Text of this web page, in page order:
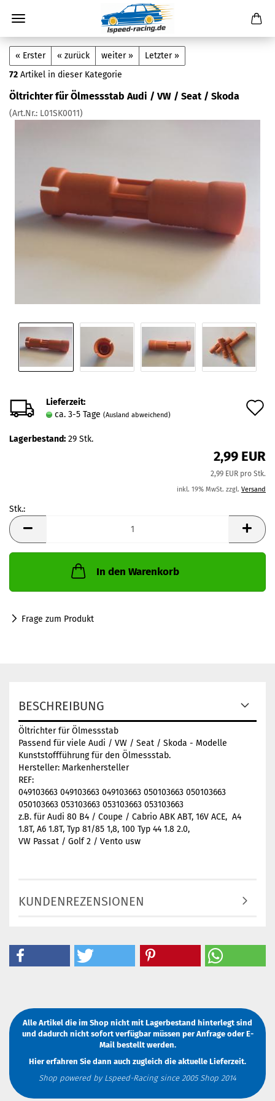
« Erster « zurück weiter »
Letzter »
72 Artikel in dieser Kategorie
Öltrichter für Ölmessstab Audi / VW / Seat / Skoda
(Art.Nr.: L01SK0011)
Lieferzeit:
ca. 3-5 Tage (Ausland abweichend)
Lagerbestand: 29 Stk.
2,99 EUR
2,99 EUR pro Stk.
inkl. 19% MwSt. zzgl. Versand
Stk.:
Stk.
In den Warenkorb
Frage zum Produkt
BESCHREIBUNG
Öltrichter für Ölmessstab
Passend für viele Audi / VW / Seat / Skoda - Modelle
Kunststoffführung für den Ölmessstab.
Hersteller: Markenhersteller
REF:
049103663 049103663 049103663 050103663 050103663
050103663 053103663 053103663 053103663
z.B. für Audi 80 B4 / Coupe / Cabrio ABK ABT, 16V ACE, A4
1.8T, A6 1.8T, Typ 81/85 1,8, 100 Typ 44 1.8 2.0,
VW Passat / Golf 2 / Vento usw
KUNDENREZENSIONEN
Alle Artikel die im Shop nicht mit Lagerbestand hinterlegt sind
und dadurch nicht sofort verfügbar müssen per AnfrageoderE-
Mailbestellt werden.
Hier erfahren Sie dann auch zugleich die aktuelle Lieferzeit.
Shop powered by Lspeed-Racing since 2005 Shop 2014